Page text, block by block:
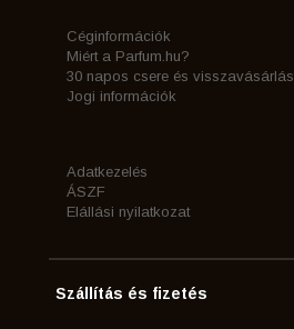
Céginformációk
Miért a Parfum.hu?
30 napos csere és visszavásárlás
Jogi információk
Adatkezelés
ÁSZF
Elállási nyilatkozat
Szállítás és fizetés